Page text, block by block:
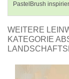
PastelBrush
WEITERE
KATEGORIE